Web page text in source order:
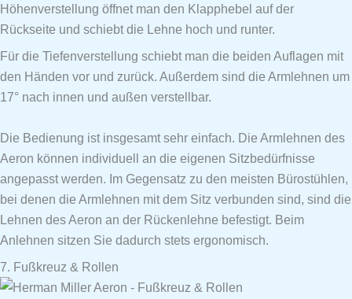
Höhenverstellung öffnet man den Klapphebel auf der
Rückseite und schiebt die Lehne hoch und runter.
Für die Tiefenverstellung schiebt man die beiden Auflagen mit
den Händen vor und zurück. Außerdem sind die Armlehnen um
17° nach innen und außen verstellbar.
Die Bedienung ist insgesamt sehr einfach. Die Armlehnen des
Aeron können individuell an die eigenen Sitzbedürfnisse
angepasst werden. Im Gegensatz zu den meisten Bürostühlen,
bei denen die Armlehnen mit dem Sitz verbunden sind, sind die
Lehnen des Aeron an der Rückenlehne befestigt. Beim
Anlehnen sitzen Sie dadurch stets ergonomisch.
7. Fußkreuz & Rollen